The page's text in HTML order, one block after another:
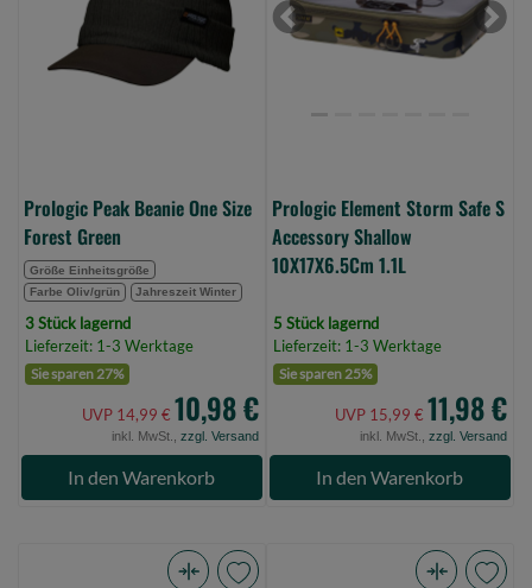
Forest
Prologic Peak Beanie One Size
Forest Green
Größe Einheitsgröße
Farbe Oliv/grün
Jahreszeit Winter
3 Stück lagernd
Lieferzeit: 1-3 Werktage
Sie sparen 27%
UVP 14,99 € 10,98 €
inkl. MwSt., zzgl. Versand
In den Warenkorb
S
Accessory
0)
Previous Next
Prologic Element Storm Safe S
Accessory Shallow
10X17X6.5Cm 1.1L
5 Stück lagernd
Lieferzeit: 1-3 Werktage
Sie sparen 25%
UVP 15,99 € 11,98 €
inkl. MwSt., zzgl. Versand
In den Warenkorb